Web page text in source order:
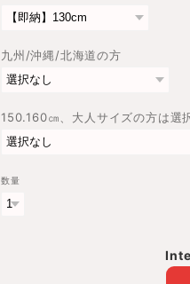
九州/沖縄/北海道の方
150.160㎝、大人サイズの方は選
数量